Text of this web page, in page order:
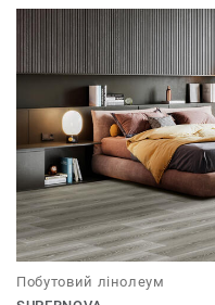
Побутовий лінолеум